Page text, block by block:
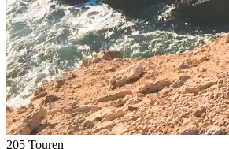
205 Touren